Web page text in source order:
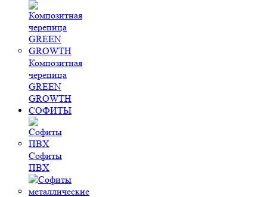
Композитная
черепица
GREEN
GROWTH
СОФИТЫ
Софиты
ПВХ